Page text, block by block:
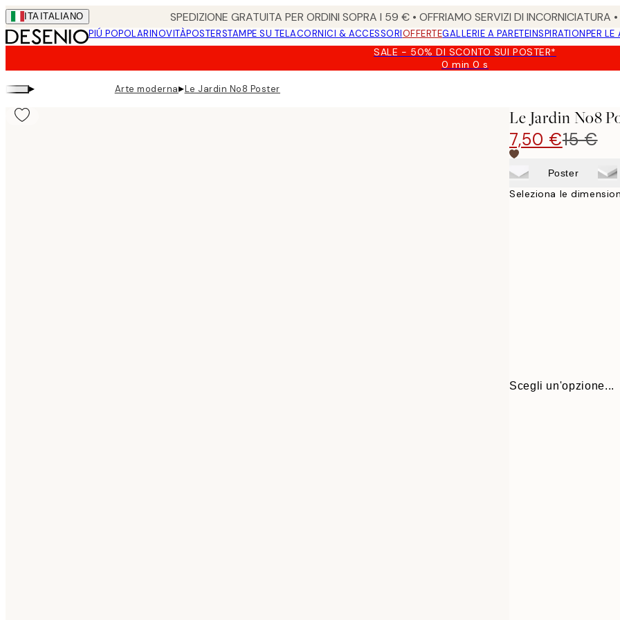
Skip
to
main
ITA ITALIANO SPEDIZIONE GRATUITA PER ORDINI SOPRA I 59 € • OFFRIAMO SERVIZI DI
PIÚ POPOLARINOVITÀPOSTERSTAMPE SU TELACORNICI & ACCESSORIOFFERTEGALLERIE A PARETEINSPIRATIONPER LE
SALE - 50% DI SCONTO SUI POSTER*
0 min0 s
Valido
▸ Arte moderna▸Le Jardin No8 Poster
Le Jardin No8
7,50 €15 €
Poster
Seleziona le
Scegli un'opzione...